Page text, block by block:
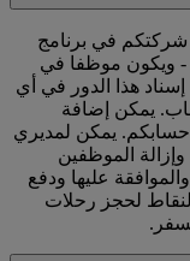
في برنامج
- ويكون موظفا في
هذا الدور في أي
يمكن إضافة
يمكن لمديري
الموظفين
عليها ودفع
لحجز رحلات